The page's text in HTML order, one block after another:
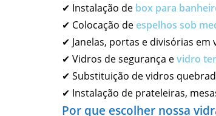
✔ Instalação de box para
✔ Colocação deespelhos sob
✔ Janelas, portas e divisórias em
✔ Vidros de segurança evidro
✔ Substituição de vidros
✔ Instalação de prateleiras,
Por que escolher nossa